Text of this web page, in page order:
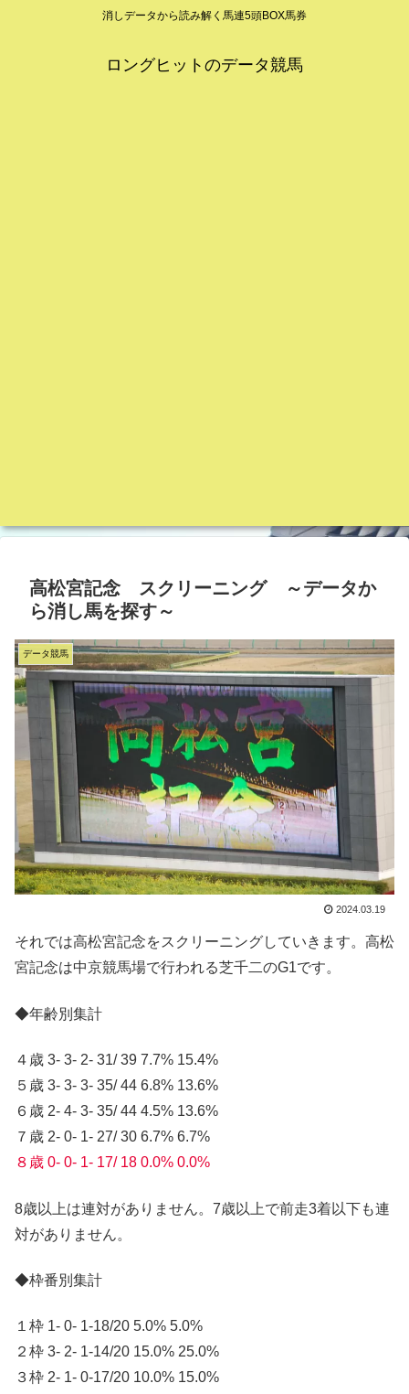
消しデータから読み解く馬連5頭BOX馬券
ロングヒットのデータ競馬
高松宮記念 スクリーニング ～データか
ら消し馬を探す～
データ競馬
2024.03.19
それでは高松宮記念をスクリーニングしていきます。高松
宮記念は中京競馬場で行われる芝千二のG1です。
◆年齢別集計
４歳 3- 3- 2- 31/ 39 7.7% 15.4%
５歳 3- 3- 3- 35/ 44 6.8% 13.6%
６歳 2- 4- 3- 35/ 44 4.5% 13.6%
７歳 2- 0- 1- 27/ 30 6.7% 6.7%
８歳 0- 0- 1- 17/ 18 0.0% 0.0%
8歳以上は連対がありません。7歳以上で前走3着以下も連
対がありません。
◆枠番別集計
１枠 1- 0- 1-18/20 5.0% 5.0%
２枠 3- 2- 1-14/20 15.0% 25.0%
３枠 2- 1- 0-17/20 10.0% 15.0%